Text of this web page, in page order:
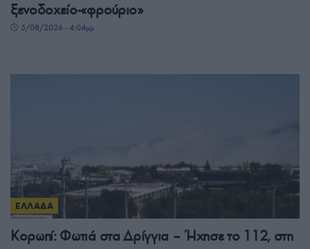
ξενοδοχείο-«φρούριο»
5/08/2026 - 4:04μμ
ΕΛΛΑΔΑ
Κορωπί: Φωτιά στα Δρίγγια – Ήχησε το 112, στη